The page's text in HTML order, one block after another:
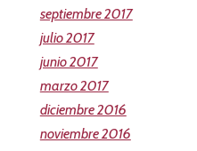
septiembre 2017
julio 2017
junio 2017
marzo 2017
diciembre 2016
noviembre 2016